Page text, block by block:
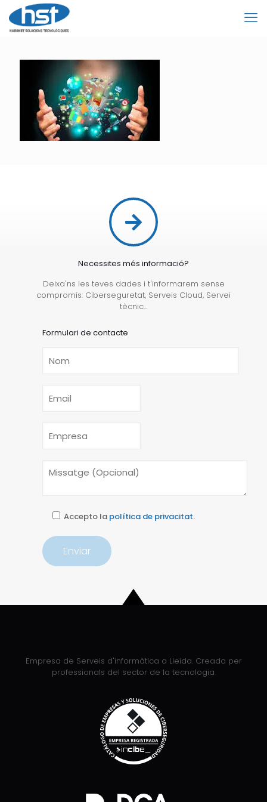
Necessites més informació?
Deixa'ns les teves dades i t'informarem sense
compromís: Ciberseguretat, Serveis Cloud, Servei
tècnic...
Formulari de contacte
Accepto la política de privacitat.
Empresa de Serveis d'informàtica a Lleida. Creada per
professionals del sector de la tecnologia.